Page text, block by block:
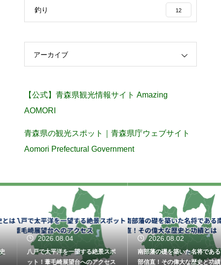
釣り 12
アーカイブ
【公式】青森県観光情報サイト Amazing
AOMORI
青森県の観光スポット｜青森県庁ウェブサイト
Aomori Prefectural Government
2026.08.04
八戸で太平洋を一望する絶景スポ
ット！葦毛崎展望台へのアクセス
2026.08.02
南部藩の礎を築いた名将である南
部信直！その偉大な歴史と功績と